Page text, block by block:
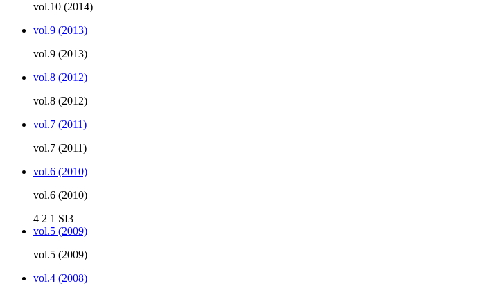
vol.10 (2014)
vol.9 (2013)
vol.9 (2013)
vol.8 (2012)
vol.8 (2012)
vol.7 (2011)
vol.7 (2011)
vol.6 (2010)
vol.6 (2010)
4 2 1 SI3
vol.5 (2009)
vol.5 (2009)
vol.4 (2008)